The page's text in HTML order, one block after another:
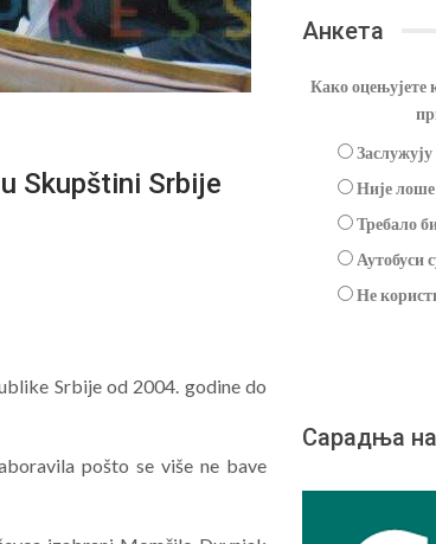
Skupštini Srbije
Srbije od 2004. godine do
pošto se više ne bave
Анкета
Како оцењујете
Није
Требало
Аутобуси
Не
Сарадња